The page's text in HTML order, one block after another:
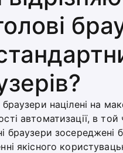
браузери націлені на
автоматизації, в той
браузери зосереджені
якісного